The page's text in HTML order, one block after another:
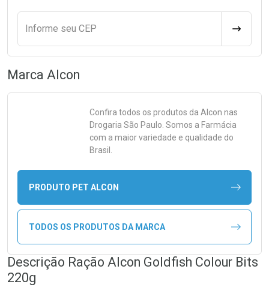
Informe seu CEP
Marca Alcon
Confira todos os produtos da Alcon nas
Drogaria São Paulo. Somos a Farmácia
com a maior variedade e qualidade do
Brasil.
PRODUTO PET ALCON
TODOS OS PRODUTOS DA MARCA
Descrição Ração Alcon Goldfish Colour Bits
220g